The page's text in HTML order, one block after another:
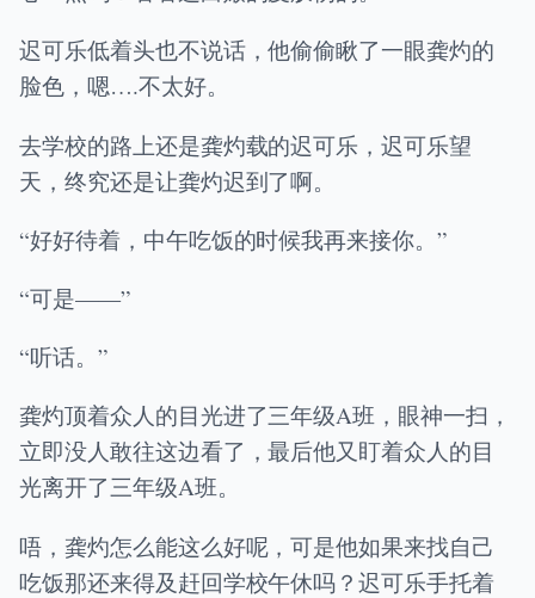
迟可乐低着头也不说话，他偷偷瞅了一眼龚灼的
脸色，嗯….不太好。
去学校的路上还是龚灼载的迟可乐，迟可乐望
天，终究还是让龚灼迟到了啊。
“好好待着，中午吃饭的时候我再来接你。”
“可是——”
“听话。”
龚灼顶着众人的目光进了三年级A班，眼神一扫，
立即没人敢往这边看了，最后他又盯着众人的目
光离开了三年级A班。
唔，龚灼怎么能这么好呢，可是他如果来找自己
吃饭那还来得及赶回学校午休吗？迟可乐手托着